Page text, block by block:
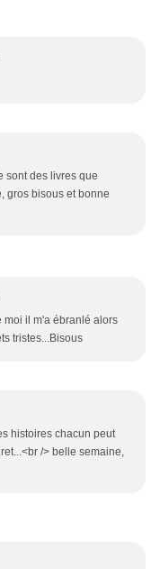
sont des livres que
gros bisous et bonne
moi il m'a ébranlé alors
tristes...Bisous
histoires chacun peut
/> belle semaine,